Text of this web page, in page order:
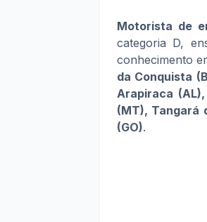
Motorista de
categoria D,
conhecimento
da Conquista
Arapiraca
(MT), Tangará
(GO).